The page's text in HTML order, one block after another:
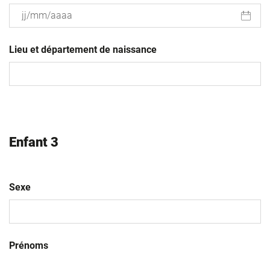
slash
MM
Lieu et département de naissance
Enfant 3
Sexe
Prénoms